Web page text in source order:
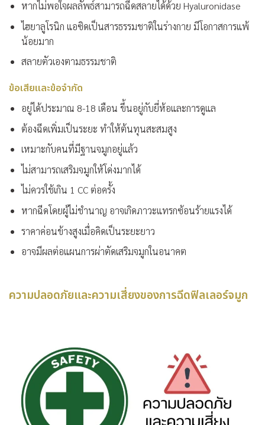
หากไม่พอใจผลลัพธ์สามารถฉีดสลายได้ด้วย Hyaluronidase
ไฮยาลูโรนิก แอซิดเป็นสารธรรมชาติในร่างกาย มีโอกาสการแพ้
น้อยมาก
สลายตัวเองตามธรรมชาติ
ข้อเสียและข้อจำกัด
อยู่ได้ประมาณ 8-18 เดือน ขึ้นอยู่กับยี่ห้อและการดูแล
ต้องฉีดเพิ่มเป็นระยะ ทำให้ต้นทุนสะสมสูง
เหมาะกับคนที่มีฐานจมูกอยู่แล้ว
ไม่สามารถเสริมจมูกให้โด่งมากได้
ไม่ควรใช้เกิน 1 CC ต่อครั้ง
หากฉีดโดยผู้ไม่ชำนาญ อาจเกิดภาวะแทรกซ้อนร้ายแรงได้
ราคาค่อนข้างสูงเมื่อคิดเป็นระยะยาว
อาจมีผลต่อแผนการผ่าตัดเสริมจมูกในอนาคต
ความปลอดภัยและความเสี่ยงของการฉีดฟิลเลอร์จมูก